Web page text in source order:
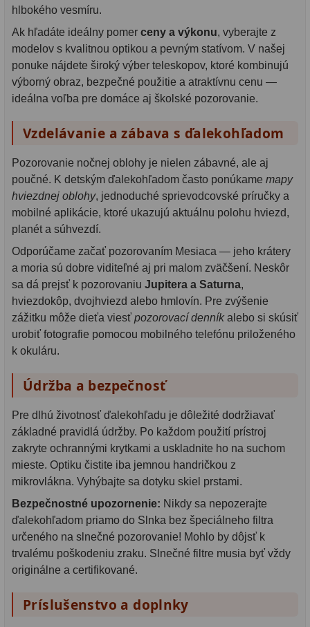
hlbokého vesmíru.
Ak hľadáte ideálny pomer ceny a výkonu, vyberajte z
modelov s kvalitnou optikou a pevným statívom. V našej
ponuke nájdete široký výber teleskopov, ktoré kombinujú
výborný obraz, bezpečné použitie a atraktívnu cenu —
ideálna voľba pre domáce aj školské pozorovanie.
Vzdelávanie a zábava s ďalekohľadom
Pozorovanie nočnej oblohy je nielen zábavné, ale aj
poučné. K detským ďalekohľadom často ponúkame mapy
hviezdnej oblohy, jednoduché sprievodcovské príručky a
mobilné aplikácie, ktoré ukazujú aktuálnu polohu hviezd,
planét a súhvezdí.
Odporúčame začať pozorovaním Mesiaca — jeho krátery
a moria sú dobre viditeľné aj pri malom zväčšení. Neskôr
sa dá prejsť k pozorovaniu Jupitera a Saturna,
hviezdokôp, dvojhviezd alebo hmlovín. Pre zvýšenie
zážitku môže dieťa viesť pozorovací denníkalebo si skúsiť
urobiť fotografie pomocou mobilného telefónu priloženého
k okuláru.
Údržba a bezpečnosť
Pre dlhú životnosť ďalekohľadu je dôležité dodržiavať
základné pravidlá údržby. Po každom použití prístroj
zakryte ochrannými krytkami a uskladnite ho na suchom
mieste. Optiku čistite iba jemnou handričkou z
mikrovlákna. Vyhýbajte sa dotyku skiel prstami.
Bezpečnostné upozornenie: Nikdy sa nepozerajte
ďalekohľadom priamo do Slnka bez špeciálneho filtra
určeného na slnečné pozorovanie! Mohlo by dôjsť k
trvalému poškodeniu zraku. Slnečné filtre musia byť vždy
originálne a certifikované.
Príslušenstvo a doplnky